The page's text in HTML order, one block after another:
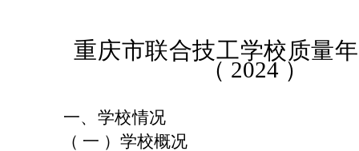
重庆市联合技工学校质量
（ 2024 ）
一、学校情况
（ 一 ）学校概况